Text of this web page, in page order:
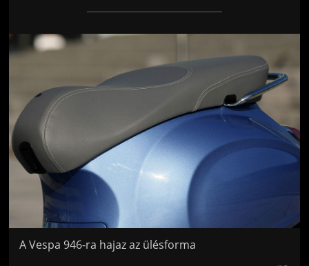
Jön még kép!
A Vespa 946-ra hajaz az ülésforma